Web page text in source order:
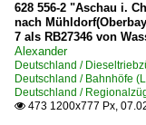
628 556-2 "Aschau i.
nach
7 als RB27346 von
Alexander
Deutschland /
Deutschland / Bahnhöfe
Deutschland /
 473 1200x777 Px,